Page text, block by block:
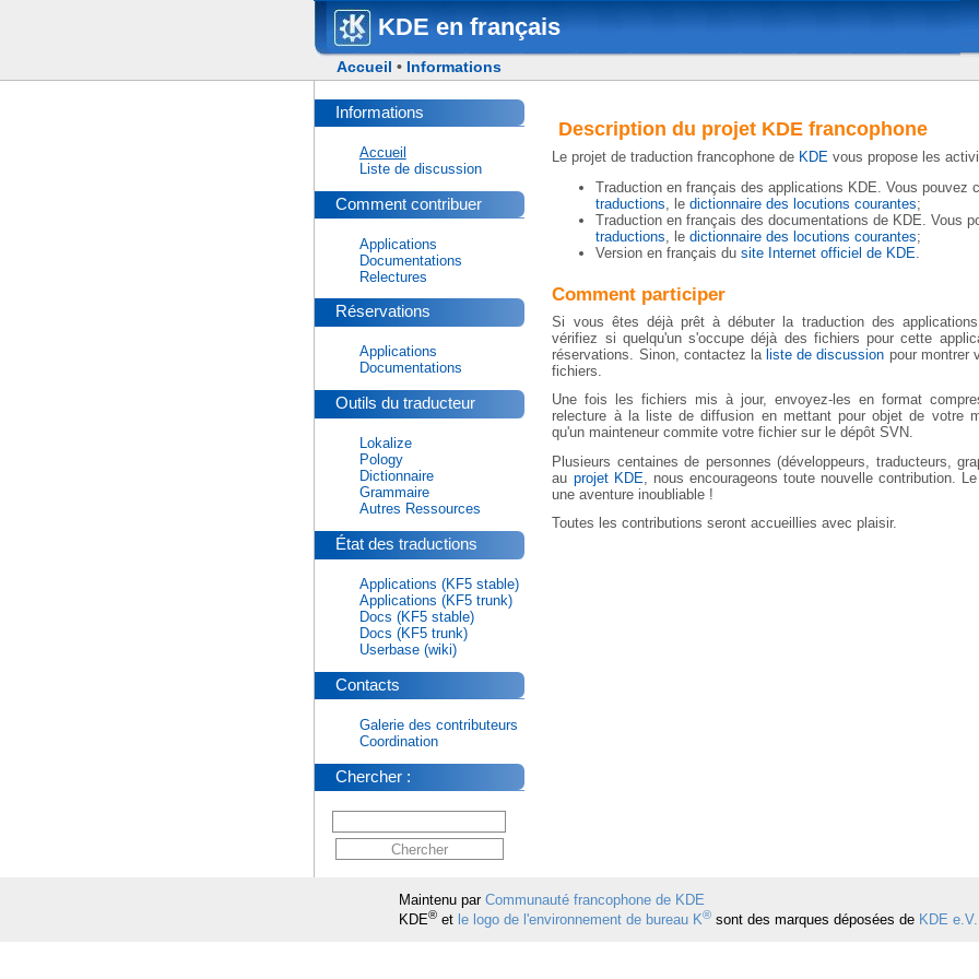
KDE en français
Accueil • Informations
Description du projet KDE francophone
Le projet de traduction francophone de KDE vous propose les
Traduction en français des applications KDE. Vous pouvez
traductions , ledictionnaire des locutions courantes;
Traduction en français des documentations de KDE. Vous
traductions , ledictionnaire des locutions courantes;
Version en français dusite Internet officiel de KDE
Comment participer
Si vous êtes déjà prêt à débuter la traduction des
vérifiez si quelqu'un s'occupe déjà des fichiers pour cette
réservations. Sinon, contactez laliste de discussion pour montrer
fichiers.
Une fois les fichiers mis à jour, envoyez-les en format
relecture à la liste de diffusion en mettant pour objet de votre
qu'un mainteneur commite votre fichier sur le dépôt SVN.
Plusieurs centaines de personnes (développeurs, traducteurs,
au projet KDE , nous encourageons toute nouvelle contribution.
une aventure inoubliable !
Toutes les contributions seront accueillies avec plaisir.
Informations
Accueil
Liste de discussion
Comment contribuer
Applications
Documentations
Relectures
Réservations
Applications
Documentations
Outils du traducteur
Lokalize
Pology
Dictionnaire
Grammaire
Autres Ressources
État des traductions
Applications (KF5 stable)
Applications (KF5 trunk)
Docs (KF5 stable)
Docs (KF5 trunk)
Userbase (wiki)
Contacts
Galerie des contributeurs
Coordination
Chercher :
Maintenu par Communauté francophone de KDE
KDE®et le logo de l'environnement de bureau K®sont des marques déposées de KDE e.V.